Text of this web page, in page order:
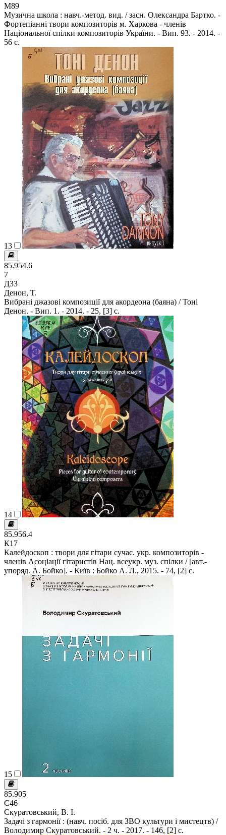
М89
Музична школа : навч.-метод. вид. / засн. Олександра Бартко. -
Фортепіанні твори композиторів м. Харкова - членів
Національної спілки композиторів України. - Вип. 93. - 2014. -
56 с.
13
85.954.6
7
Д33
Денон, Т.
Вибрані джазові композиції для акордеона (баяна) / Тоні
Денон. - Вип. 1. - 2014. - 25, [3] с.
14
85.956.4
К17
Калейдоскоп : твори для гітари сучас. укр. композиторів -
членів Асоціації гітаристів Нац. всеукр. муз. спілки / [авт.-
упоряд. А. Бойко]. - Київ : Бойко А. Л., 2015. - 74, [2] с.
15
85.905
С46
Скуратовський, В. І.
Задачі з гармонії : (навч. посіб. для ЗВО культури і мистецтв) /
Володимир Скуратовський. - 2 ч. - 2017. - 146, [2] с.